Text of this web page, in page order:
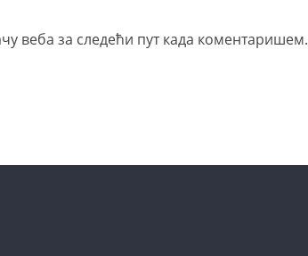
веба за следећи пут када коментаришем.